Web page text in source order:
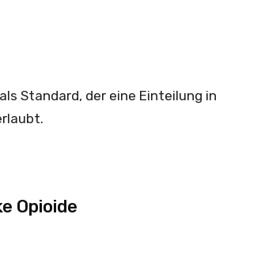
Standard, der eine ­Einteilung in
Opioide